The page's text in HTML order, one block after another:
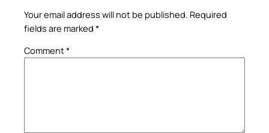
Your email address will not be published. Required
fields are marked *
Comment*